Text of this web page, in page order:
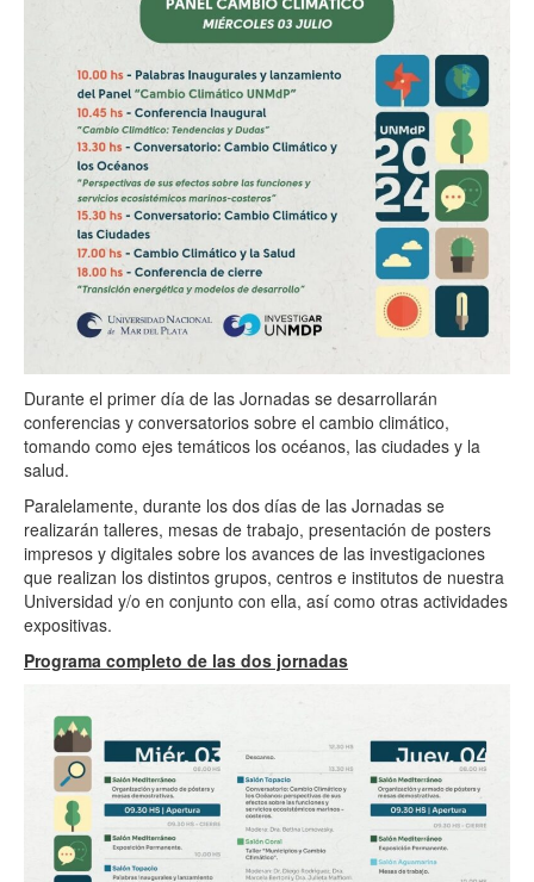
Durante el primer día de las Jornadas se desarrollarán
conferencias y conversatorios sobre el cambio climático,
tomando como ejes temáticos los océanos, las ciudades y la
salud.
Paralelamente, durante los dos días de las Jornadas se
realizarán talleres, mesas de trabajo, presentación de posters
impresos y digitales sobre los avances de las investigaciones
que realizan los distintos grupos, centros e institutos de nuestra
Universidad y/o en conjunto con ella, así como otras actividades
expositivas.
Programa completo de las dos jornadas